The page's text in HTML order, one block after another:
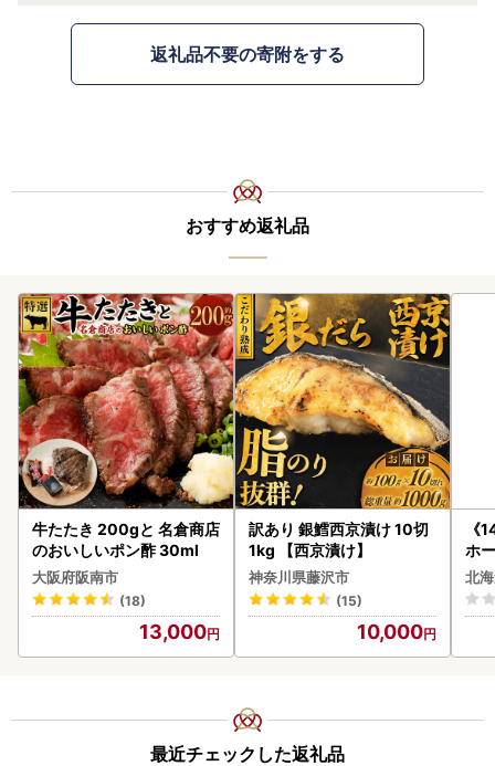
返礼品不要の寄附をする
おすすめ返礼品
牛たたき 200gと 名倉商店
のおいしいポン酢 30ml
大阪府阪南市
(18)
13,000
訳あり 銀鱈西京漬け 10切
1kg 【西京漬け】
神奈川県藤沢市
(15)
10,000
《
ホ
( 飲
ク
贈
い
北
最近チェックした返礼品